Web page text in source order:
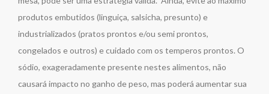
produtos embutidos (linguiça, salsicha, presunto) e
industrializados (pratos prontos e/ou semi prontos,
congelados e outros) e cuidado com os temperos prontos. O
sódio, exageradamente presente nestes alimentos, não
causará impacto no ganho de peso, mas poderá aumentar sua